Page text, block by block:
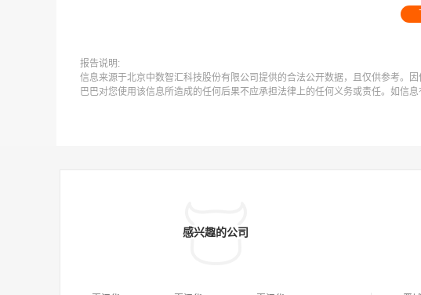
报告说明:
信息来源于北京中数智汇科技股份有限公司提供的合法公开数据，且仅供参考。
巴巴对您使用该信息所造成的任何后果不应承担法律上的任何义务或责任。如信
感兴趣的公司